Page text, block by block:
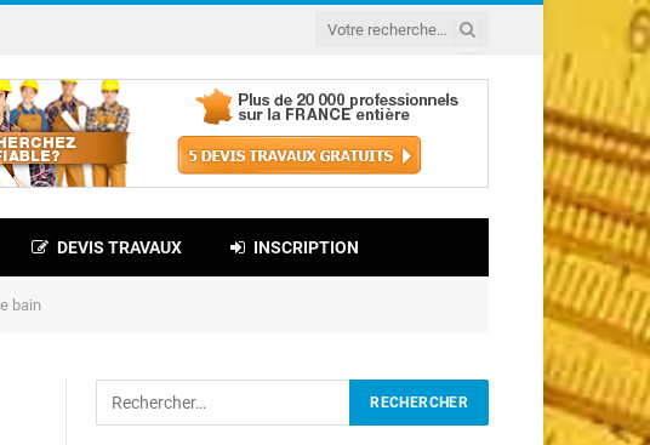
DEVIS TRAVAUX INSCRIPTION
bain